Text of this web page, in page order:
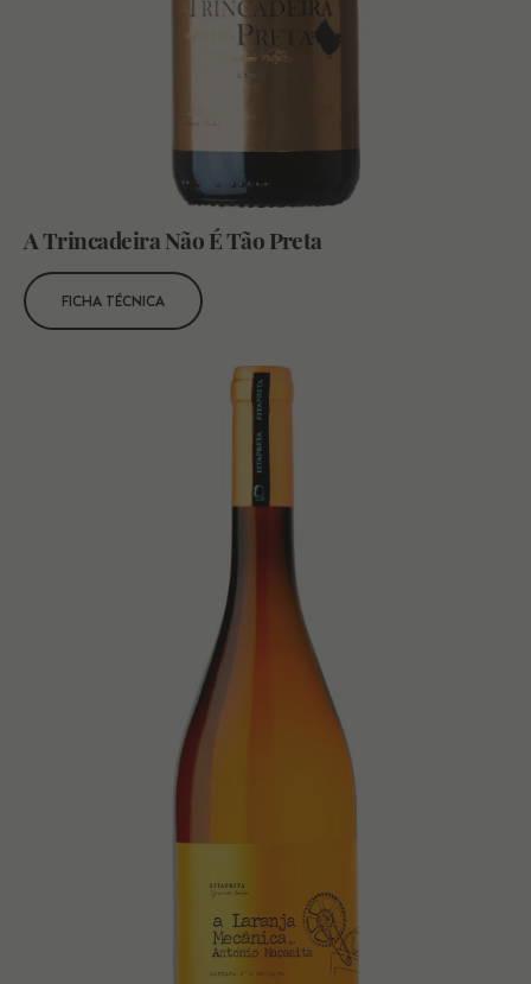
A Trincadeira Não É Tão Preta
FICHA TÉCNICA